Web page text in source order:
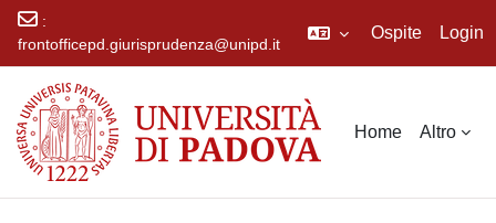
:
frontofficepd.giurisprudenza@unipd.it
Ospite Login
Home Altro